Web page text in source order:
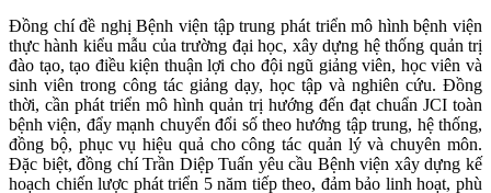
Đồng chí đề nghị Bệnh viện tập trung phát triển mô hình bệnh viện
thực hành kiểu mẫu của trường đại học, xây dựng hệ thống quản trị
đào tạo, tạo điều kiện thuận lợi cho đội ngũ giảng viên, học viên và
sinh viên trong công tác giảng dạy, học tập và nghiên cứu. Đồng
thời, cần phát triển mô hình quản trị hướng đến đạt chuẩn JCI toàn
bệnh viện, đẩy mạnh chuyển đổi số theo hướng tập trung, hệ thống,
đồng bộ, phục vụ hiệu quả cho công tác quản lý và chuyên môn.
Đặc biệt, đồng chí Trần Diệp Tuấn yêu cầu Bệnh viện xây dựng kế
hoạch chiến lược phát triển 5 năm tiếp theo, đảm bảo linh hoạt, phù